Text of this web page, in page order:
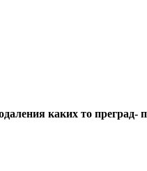
каких то преград-